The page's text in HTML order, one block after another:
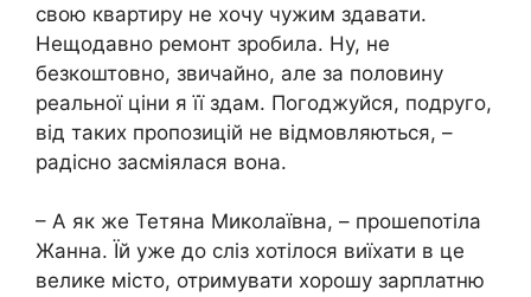
свою квартиру не хочу чужим здавати.
Нещодавно ремонт зробила. Ну, не
безкоштовно, звичайно, але за половину
реальної ціни я її здам. Погоджуйся, подруго,
від таких пропозицій не відмовляються, –
радісно засміялася вона.
– А як же Тетяна Миколаївна, – прошепотіла
Жанна. Їй уже до сліз хотілося виїхати в це
велике місто, отримувати хорошу зарплатню